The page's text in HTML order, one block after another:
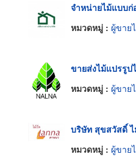
จำหน่ายไม้แบบก่
หมวดหมู่ : ผู้ขาย
ขายส่งไม้แปรรู
หมวดหมู่ : ผู้ขาย
บริษัท สุขสวัสดิ์
หมวดหมู่ : ผู้ขาย